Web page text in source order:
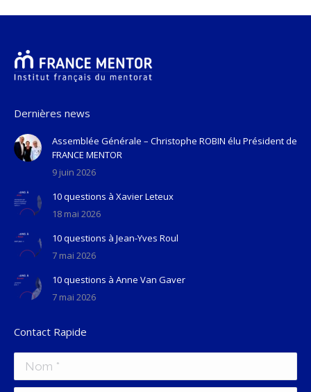
Dernières news
Assemblée Générale – Christophe ROBIN élu Président de
FRANCE MENTOR
9 juin 2026
10 questions à Xavier Leteux
18 mai 2026
10 questions à Jean-Yves Roul
7 mai 2026
10 questions à Anne Van Gaver
7 mai 2026
Contact Rapide
Nom *